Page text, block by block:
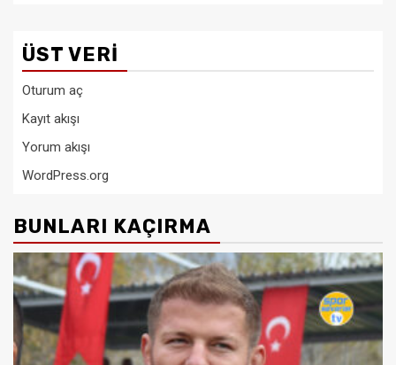
ÜST VERI
Oturum aç
Kayıt akışı
Yorum akışı
WordPress.org
BUNLARI KAÇIRMA